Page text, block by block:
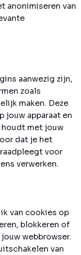
anonimiseren van
aanwezig zijn,
zoals
maken. Deze
jouw apparaat en
met jouw
dat je het
voor
verwerken.
van cookies op
blokkeren of
webbrowser.
van